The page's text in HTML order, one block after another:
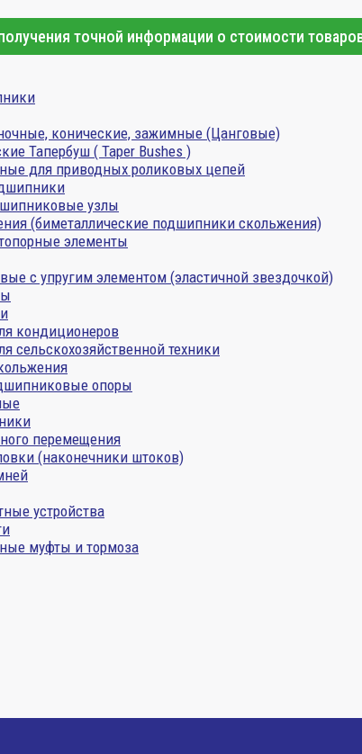
точной информации о стоимости
конические, зажимные (Цанговые)
Тапербуш ( Taper Bushes )
для приводных роликовых цепей
узлы
(биметаллические подшипники скольжения)
элементы
с упругим элементом (эластичной звездочкой)
кондиционеров
сельскохозяйственной техники
опоры
перемещения
(наконечники штоков)
устройства
муфты и тормоза